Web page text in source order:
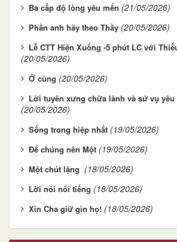
Ba cấp độ lòng yêu mến (21/05/2026)
Phần anh hãy theo Thầy (20/05/2026)
Lễ CTT Hiện Xuống -5 phút LC với
(20/05/2026)
Ở cùng (20/05/2026)
Lời tuyên xưng chữa lành và sứ vụ
(20/05/2026)
Sống trong hiệp nhất (19/05/2026)
Để chúng nên Một (19/05/2026)
Một chút lặng (18/05/2026)
Lời nói nổi tiếng (18/05/2026)
Xin Cha giữ gìn họ! (18/05/2026)